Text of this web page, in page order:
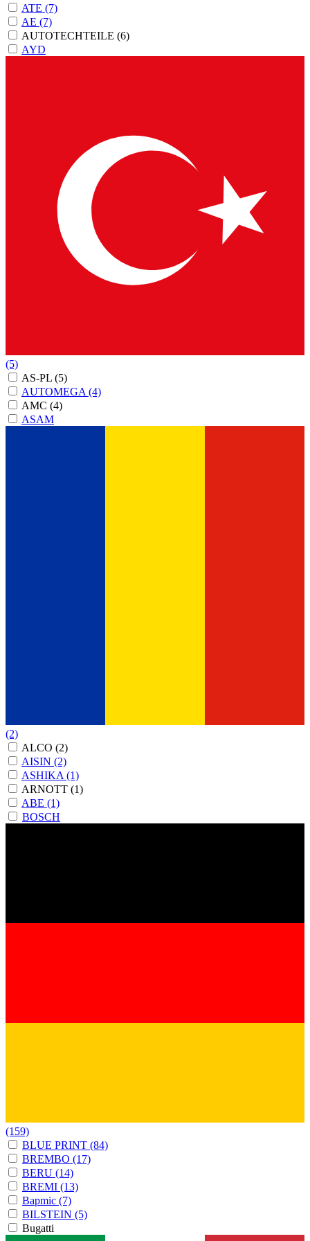
ATE (7)
AE (7)
AUTOTECHTEILE (6)
AYD
(5)
AS-PL (5)
AUTOMEGA(4)
AMC (4)
ASAM
(2)
ALCO (2)
AISIN (2)
ASHIKA(1)
ARNOTT (1)
ABE (1)
BOSCH
(159)
BLUE PRINT (84)
BREMBO (17)
BERU (14)
BREMI (13)
Bapmic (7)
BILSTEIN (5)
Bugatti